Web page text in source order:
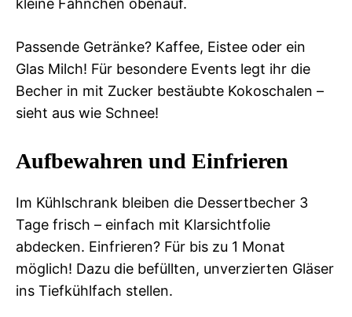
Passende Getränke? Kaffee, Eistee oder ein
Glas Milch! Für besondere Events legt ihr die
Becher in mit Zucker bestäubte Kokoschalen –
sieht aus wie Schnee!
Aufbewahren und Einfrieren
Im Kühlschrank bleiben die Dessertbecher 3
Tage frisch – einfach mit Klarsichtfolie
abdecken. Einfrieren? Für bis zu 1 Monat
möglich! Dazu die befüllten, unverzierten Gläser
ins Tiefkühlfach stellen.